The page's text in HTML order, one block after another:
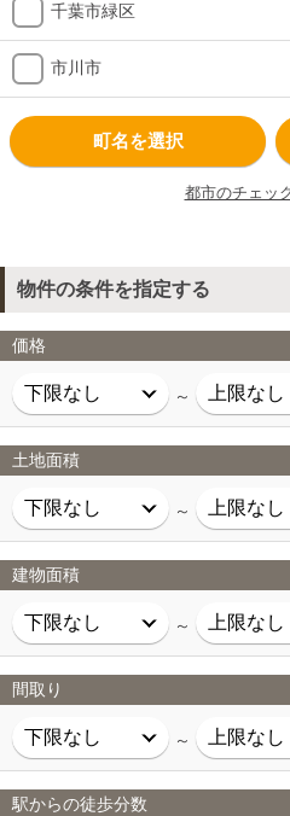
千葉市緑区
市川市
町名を選択
都市のチェッ
物件の条件を指定する
価格
～
土地面積
～
建物面積
～
間取り
～
駅からの徒歩分数